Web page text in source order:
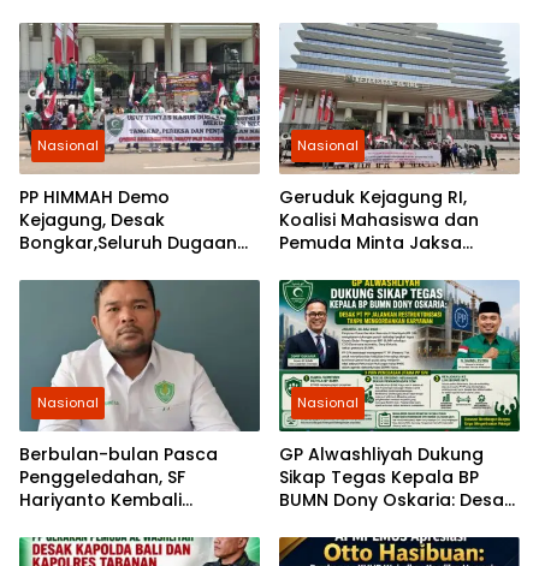
Gembok Rp92,5 Miliar
Ditjenpas
Nasional
PP HIMMAH Demo
Kejagung, Desak
Bongkar,Seluruh Dugaan
Febrie Ardiansyah
Nasional
Geruduk Kejagung RI,
Koalisi Mahasiswa dan
Pemuda Minta Jaksa
Musim Mas
Nasional
Berbulan-bulan Pasca
Penggeledahan, SF
Hariyanto Kembali
Tagih Kepastian dari KPK
Nasional
GP Alwashliyah Dukung
Sikap Tegas Kepala BP
BUMN Dony Oskaria: Desak
Restrukturisasi Tanpa